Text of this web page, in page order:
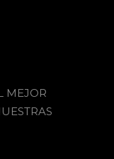
MEJOR